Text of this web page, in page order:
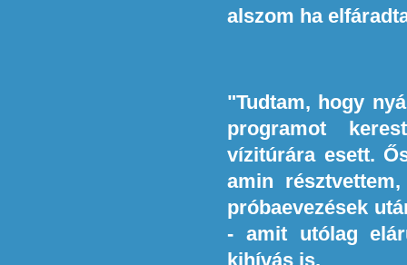
alszom ha
"Tudtam, hogy
programot
vízitúrára esett.
amin
próbaevezések
- amit utólag
kihívás is.